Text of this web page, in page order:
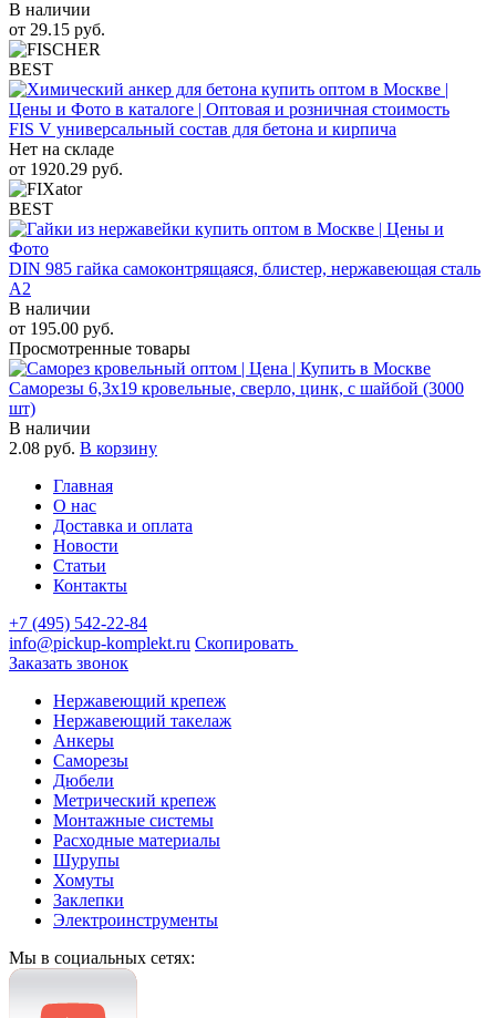
В наличии
от 29.15 руб.
BEST
FIS V универсальный состав для бетона и кирпича
Нет на складе
от 1920.29 руб.
BEST
DIN 985 гайка самоконтрящаяся, блистер, нержавеющая сталь
A2
В наличии
от 195.00 руб.
Просмотренные товары
Саморезы 6,3х19 кровельные, сверло, цинк, с шайбой (3000
шт)
В наличии
2.08 руб. В корзину
Главная
О нас
Доставка и оплата
Новости
Статьи
Контакты
+7 (495) 542-22-84
info@pickup-komplekt.ru Скопировать
Заказать звонок
Нержавеющий крепеж
Нержавеющий такелаж
Анкеры
Саморезы
Дюбели
Метрический крепеж
Монтажные системы
Расходные материалы
Шурупы
Хомуты
Заклепки
Электроинструменты
Мы в социальных сетях: